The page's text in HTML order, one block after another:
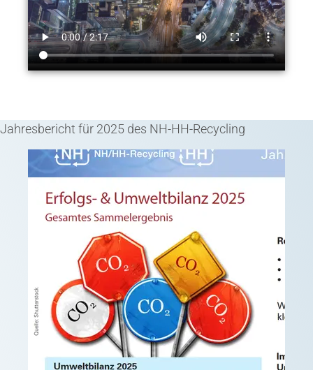
Jahresbericht für 2025 des NH-HH-Recycling